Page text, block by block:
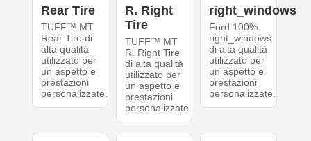
Rear Tire
TUFF™ MT
Rear Tire di
alta qualità
utilizzato per
un aspetto e
prestazioni
personalizzate.
R. Right
Tire
TUFF™ MT
R. Right Tire
di alta qualità
utilizzato per
un aspetto e
prestazioni
personalizzate.
right_windows
Ford 100%
right_windows
di alta qualità
utilizzato per
un aspetto e
prestazioni
personalizzate.